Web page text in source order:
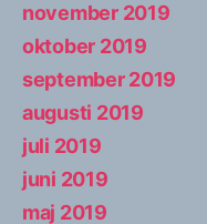
november 2019
oktober 2019
september 2019
augusti 2019
juli 2019
juni 2019
maj 2019